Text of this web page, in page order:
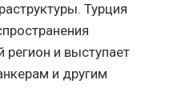
Турция
регион и выступает
и другим